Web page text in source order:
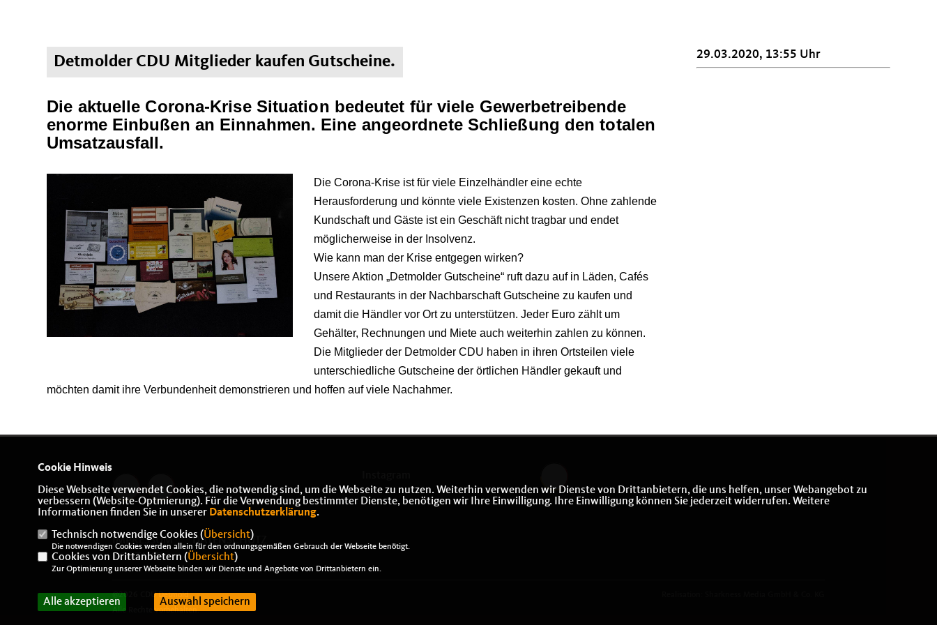
Detmolder CDU Mitglieder kaufen Gutscheine.
Die aktuelle Corona-Krise Situation bedeutet für viele Gewerbetreibende
enorme Einbußen an Einnahmen. Eine angeordnete Schließung den totalen
Umsatzausfall.
Die Corona-Krise ist für viele Einzelhändler eine echte
Herausforderung und könnte viele Existenzen kosten.Ohne zahlende
Kundschaft und Gäste ist ein Geschäft nicht tragbar und endet
möglicherweise in der Insolvenz.
Wie kann man der Krise entgegen wirken?
Unsere Aktion „Detmolder Gutscheine“ ruft dazu auf in Läden, Cafés
und Restaurants in der Nachbarschaft Gutscheine zu kaufen und
damit die Händler vor Ort zu unterstützen. Jeder Euro zählt um
Gehälter, Rechnungen und Miete auch weiterhin zahlen zu können.
Die Mitglieder der Detmolder CDU haben in ihren Ortsteilen viele
unterschiedliche Gutscheine der örtlichen Händler gekauft und
möchten damit ihre Verbundenheit demonstrieren und hoffen auf viele Nachahmer.
29.03.2020, 13:55 Uhr
IMPRESSUM
DATENSCHUTZ
KONTAKT
@2026 CDU Detmold
Alle Rechte vorbehalten.
Cookie Hinweis
Diese Webseite verwendet Cookies, die notwendig sind, um die Webseite zu nutzen. Weiterhin verwenden wir Dienste von Drittanbietern, die uns helfen, unser Webangebot zu
verbessern (Website-Optmierung). Für die Verwendung bestimmter Dienste, benötigen wir Ihre Einwilligung. Ihre Einwilligung können Sie jederzeit widerrufen. Weitere
Informationen finden Sie in unserer Datenschutzerklärung.
Technisch notwendige Cookies (Übersicht)
Die notwendigen Cookies werden allein für den ordnungsgemäßen Gebrauch der Webseite benötigt.
Cookies von Drittanbietern (Übersicht)
Zur Optimierung unserer Webseite binden wir Dienste und Angebote von Drittanbietern ein.
Alle akzeptieren Auswahl speichern